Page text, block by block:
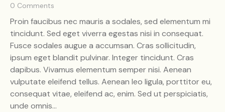
0 Comments
Proin faucibus nec mauris a sodales, sed elementum mi
tincidunt. Sed eget viverra egestas nisi in consequat.
Fusce sodales augue a accumsan. Cras sollicitudin,
ipsum eget blandit pulvinar. Integer tincidunt. Cras
dapibus. Vivamus elementum semper nisi. Aenean
vulputate eleifend tellus. Aenean leo ligula, porttitor eu,
consequat vitae, eleifend ac, enim. Sed ut perspiciatis,
unde omnis…